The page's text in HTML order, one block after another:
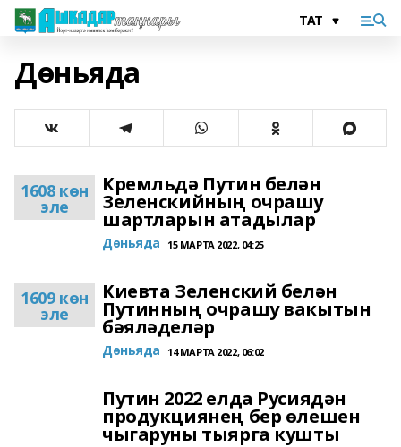
Дөньяда
1608 көн
эле
Кремльдә Путин белән
Зеленскийның очрашу
шартларын атадылар
Дөньяда 15 МАРТА 2022, 04:25
1609 көн
эле
Киевта Зеленский белән
Путинның очрашу вакытын
бәяләделәр
Дөньяда 14 МАРТА 2022, 06:02
Путин 2022 елда Русиядән
продукциянең бер өлешен
чыгаруны тыярга кушты